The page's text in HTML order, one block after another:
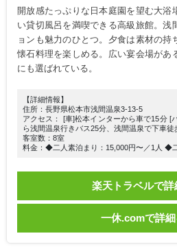
開放感たっぷりな日本庭園を望む大浴
い貸切風呂を満喫できる高級旅館。浅
ョンも魅力のひとつ。夕食は素材の
懐石料理を楽しめる。広い宴会場があ
にも選ばれている。
【詳細情報】
住所：長野県松本市浅間温泉3-13-5
アクセス： [車]松本インターから車で15分 [
ら浅間温泉行きバス25分、浅間温泉で下車徒
客室数：8室
料金：◆二人素泊まり：15,000円〜／1人 ◆
楽天トラベルで詳
一休.comで詳